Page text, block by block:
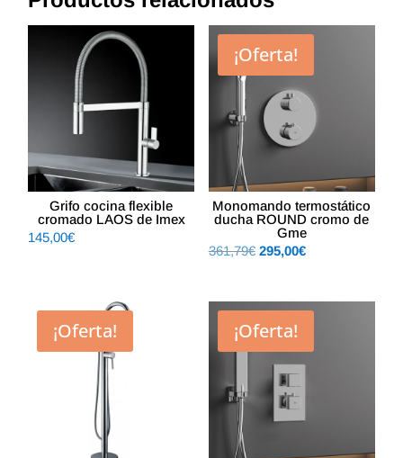
Grifo cocina flexible
cromado LAOS de Imex
145,00€
¡Oferta!
Monomando termostático
ducha ROUND cromo de
Gme
361,79€ El
361,79€.
295,00€El
es:
¡Oferta! ¡Oferta!